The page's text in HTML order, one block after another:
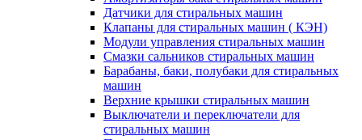
Датчики для стиральных машин
Клапаны для стиральных машин ( КЭН)
Модули управления стиральных машин
Смазки сальников стиральных машин
Барабаны, баки, полубаки для стиральных
машин
Верхние крышки стиральных машин
Выключатели и переключатели для
стиральных машин